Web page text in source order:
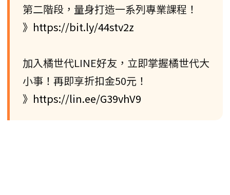
第二階段，量身打造一系列專業課程！
》https://bit.ly/44stv2z
加入橘世代LINE好友，立即掌握橘世代大
小事！再即享折扣金50元！
》https://lin.ee/G39vhV9